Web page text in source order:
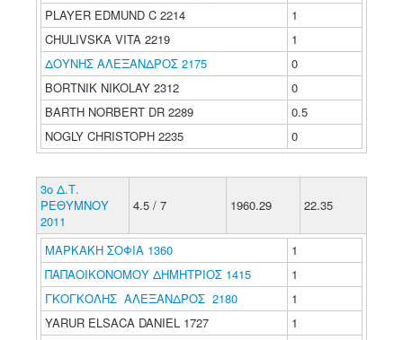
PLAYER EDMUND C 2214
1
CHULIVSKA VITA 2219
1
ΔΟΥΝΗΣ ΑΛΕΞΑΝΔΡΟΣ 2175
0
BORTNIK NIKOLAY 2312
0
BARTH NORBERT DR 2289
0.5
NOGLY CHRISTOPH 2235
0
3ο Δ.Τ.
ΡΕΘΥΜΝΟΥ
2011
4.5 / 7 1960.29 22.35
ΜΑΡΚΑΚΗ ΣΟΦΙΑ 1360
1
ΠΑΠΑΟΙΚΟΝΟΜΟΥ ΔΗΜΗΤΡΙΟΣ 1415
1
ΓΚΟΓΚΟΛΗΣ ΑΛΕΞΑΝΔΡΟΣ 2180
1
YARUR ELSACA DANIEL 1727
1